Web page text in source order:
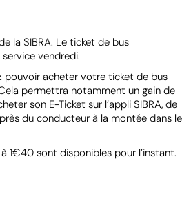
la SIBRA. Le ticket de bus
vendredi.
pouvoir acheter votre ticket de bus
permettra notamment un gain de
son E-Ticket sur l’appli SIBRA, de
du conducteur à la montée dans le
1€40 sont disponibles pour l’instant.